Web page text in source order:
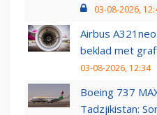
03-08-2026,
Airbus
beklad met
03-08-2026, 12:34
Boeing 737
Tadzjikistan: